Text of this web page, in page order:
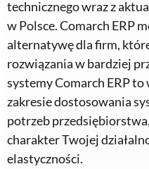
technicznego wraz z
w Polsce. Comarch ERP
alternatywę dla firm,
rozwiązania w bardziej
systemy Comarch ERP
zakresie dostosowania
potrzeb
charakter Twojej
elastyczności.